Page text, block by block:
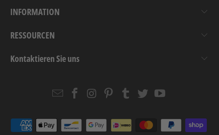
INFORMATION
RESSOURCEN
Kontaktieren Sie uns
EmailStrapcode
Facebook
Strapcode
Instagram
Strapcode
Pinterest
Strapcode
Tumblr
Strapcode
TwitterYouTube